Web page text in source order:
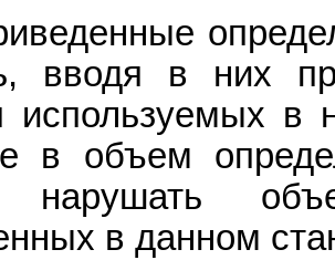
вводя в них
используемых в
в объем
нарушать
в данном